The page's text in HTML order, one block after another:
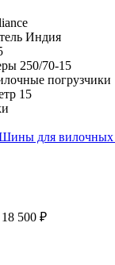
Индия
250/70-15
погрузчики
15
для вилочных
500 ₽